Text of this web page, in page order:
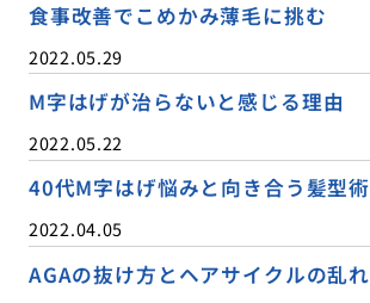
食事改善でこめかみ薄毛に挑む
2022.05.29
M字はげが治らないと感じる理由
2022.05.22
40代M字はげ悩みと向き合う髪型術
2022.04.05
AGAの抜け方とヘアサイクルの乱れ